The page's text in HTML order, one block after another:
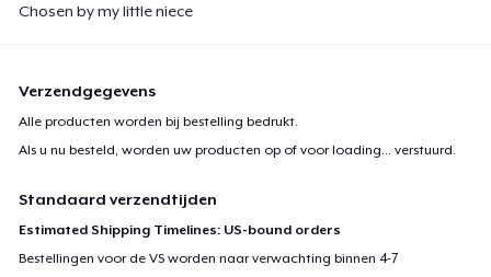
Chosen by my little niece
Verzendgegevens
Alle producten worden bij bestelling bedrukt.
Als u nu besteld, worden uw producten op of voorloading... verstuurd.
Standaard verzendtijden
Estimated Shipping Timelines: US-bound orders
Bestellingen voor de VS worden naar verwachting binnen 4-7